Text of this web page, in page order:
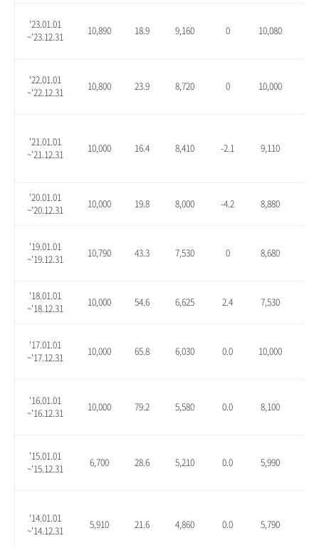
'23.01.01
~'23.12.31
10,890 18.9 9,160 0 10,080
'22.01.01
~'22.12.31
10,800 23.9 8,720 0 10,000
'21.01.01
~'21.12.31
10,000 16.4 8,410 -2.1 9,110
'20.01.01
~'20.12.31
10,000 19.8 8,000 -4.2 8,880
'19.01.01
~'19.12.31
10,790 43.3 7,530 0 8,680
'18.01.01
~'18.12.31
10,000 54.6 6,625 2.4 7,530
'17.01.01
~'17.12.31
10,000 65.8 6,030 0.0 10,000
'16.01.01
~'16.12.31
10,000 79.2 5,580 0.0 8,100
'15.01.01
~'15.12.31
6,700 28.6 5,210 0.0 5,990
'14.01.01
~'14.12.31
5,910 21.6 4,860 0.0 5,790